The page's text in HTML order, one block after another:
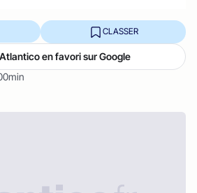
CLASSER
en favori sur Google